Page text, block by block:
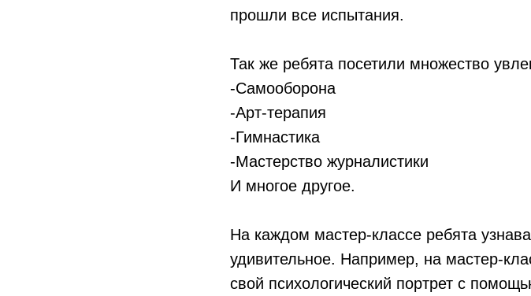
прошли все испытания.
Так же ребята посетили множество
-Самооборона
-Арт-терапия
-Гимнастика
-Мастерство журналистики
И многое другое.
На каждом мастер-классе ребята
удивительное. Например, на мастер-
свой психологический портрет с